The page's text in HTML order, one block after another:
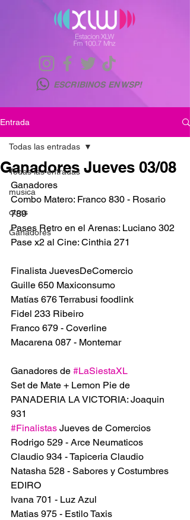
ESCRIBINOS EN WSP!
Entrada
Todas las entradas
musica
otras
Ganadores
Todas las entradas
Ganadores Jueves 03/08
Ganadores
Combo Matero: Franco 830 - Rosario
789
Pases Retro en el Arenas: Luciano 302
Pase x2 al Cine: Cinthia 271
Finalista JuevesDeComercio
Guille 650 Maxiconsumo
Matías 676 Terrabusi foodlink
Fidel 233 Ribeiro
Franco 679 - Coverline
Macarena 087 - Montemar
Ganadores de #LaSiestaXL
Set de Mate + Lemon Pie de
PANADERIA LA VICTORIA: Joaquin
931
#Finalistas Jueves de Comercios
Rodrigo 529 - Arce Neumaticos
Claudio 934 - Tapiceria Claudio
Natasha 528 - Sabores y Costumbres
EDIRO
Ivana 701 - Luz Azul
Matias 975 - Estilo Taxis